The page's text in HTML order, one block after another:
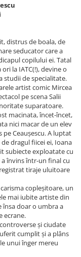
distrus de boala, de
seducator care a
copilului ei. Tatal
la IATC(!), devine o
studii de specialitate.
artist comic Mircea
pe scena Salii
suparatoare.
macinata, încet-încet,
nici macar de un elev
pe Ceaușescu. A luptat
dragul fiicei ei, Ioana
subiecte exploatate cu
învins într-un final cu
tiraje uluitoare
copleșitoare, un
mai iubite artiste din
însa doar o umbra a
ecrane.
și ciudate
cumplit și a plâns
unui înger mereu